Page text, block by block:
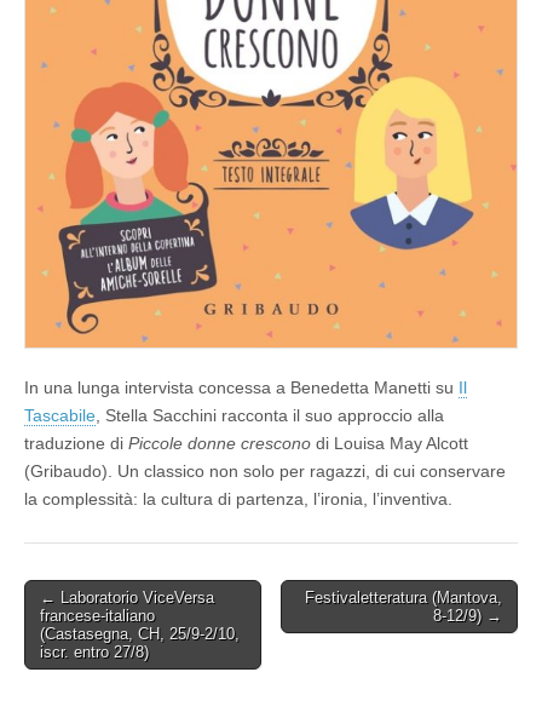
In una lunga intervista concessa a Benedetta Manetti su Il
Tascabile , Stella Sacchini racconta il suo approccio alla
traduzione di Piccole donne crescono di Louisa May Alcott
(Gribaudo). Un classico non solo per ragazzi, di cui conservare
la complessità: la cultura di partenza, l’ironia, l’inventiva.
Post
navigation
← Laboratorio ViceVersa
francese-italiano
(Castasegna, CH, 25/9-2/10,
iscr. entro 27/8)
Festivaletteratura (Mantova,
8-12/9) →